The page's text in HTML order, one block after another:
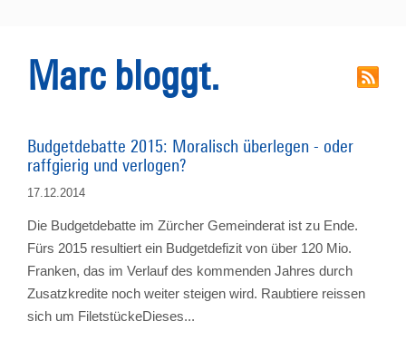
Marc bloggt.
Budgetdebatte 2015: Moralisch überlegen - oder
raffgierig und verlogen?
17.12.2014
Die Budgetdebatte im Zürcher Gemeinderat ist zu Ende.
Fürs 2015 resultiert ein Budgetdefizit von über 120 Mio.
Franken, das im Verlauf des kommenden Jahres durch
Zusatzkredite noch weiter steigen wird. Raubtiere reissen
sich um FiletstückeDieses...